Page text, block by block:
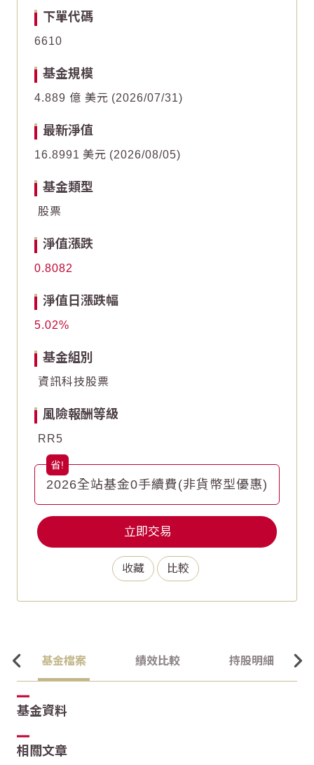
Line chart with 62 data points.
The chart has 1 Y axis displaying values. Data ranges
2026/05/042026/05/19
Line chart with 62 data points.
The chart has 1 Y axis displaying values. Data ranges
2026/05/042026/05/19
下單代碼
6610
基金規模
4.889 億 美元 2026/07/31
最新淨值
16.8991 美元 2026/08/05
基金類型
股票
淨值漲跌
0.8082
淨值日漲跌幅
5.02
基金組別
資訊科技股票
風險報酬等級
RR5
2026全站基金0手續費(非貨幣型優惠)
收藏 比較
立即交易
基金檔案 績效比較 持股明細
基金資料
相關文章